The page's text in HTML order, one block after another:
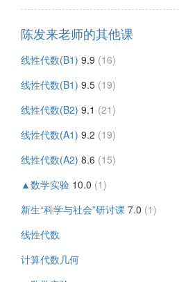
陈发来老师的其他课
线性代数(B1) 9.9 (16)
线性代数(B1) 9.5 (19)
线性代数(B2) 9.1 (21)
线性代数(A1) 9.2 (19)
线性代数(A2) 8.6 (15)
▲数学实验 10.0 (1)
新生“科学与社会”研讨课 7.0 (1)
线性代数
计算代数几何